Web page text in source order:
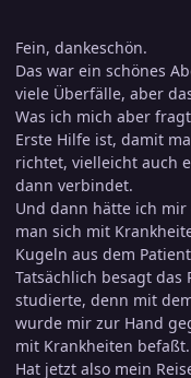
Fein, dankeschön.
Das war ein schönes
viele Überfälle, aber
Was ich mich aber
Erste Hilfe ist, damit
richtet, vielleicht auch
dann verbindet.
Und dann hätte ich
man sich mit
Kugeln aus dem
Tatsächlich besagt das
studierte, denn mit
wurde mir zur Hand
mit Krankheiten befaßt.
Hat jetzt also mein